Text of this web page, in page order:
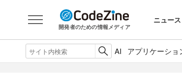
開発者のための情報メディア
ニュース
AI アプリケーショ